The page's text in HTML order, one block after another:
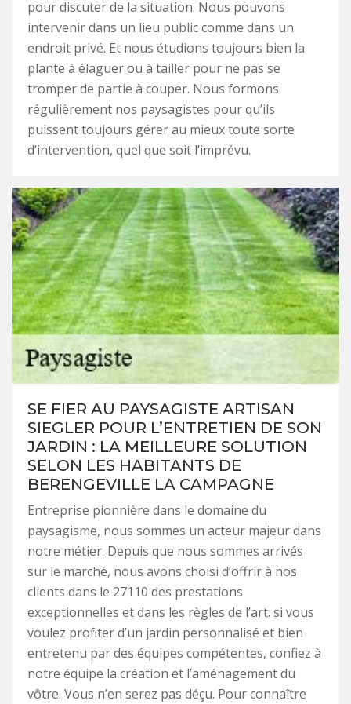
pour discuter de la situation. Nous pouvons
intervenir dans un lieu public comme dans un
endroit privé. Et nous étudions toujours bien la
plante à élaguer ou à tailler pour ne pas se
tromper de partie à couper. Nous formons
régulièrement nos paysagistes pour qu’ils
puissent toujours gérer au mieux toute sorte
d’intervention, quel que soit l’imprévu.
SE FIER AU PAYSAGISTE ARTISAN
SIEGLER POUR L’ENTRETIEN DE SON
JARDIN : LA MEILLEURE SOLUTION
SELON LES HABITANTS DE
BERENGEVILLE LA CAMPAGNE
Entreprise pionnière dans le domaine du
paysagisme, nous sommes un acteur majeur dans
notre métier. Depuis que nous sommes arrivés
sur le marché, nous avons choisi d’offrir à nos
clients dans le 27110 des prestations
exceptionnelles et dans les règles de l’art. si vous
voulez profiter d’un jardin personnalisé et bien
entretenu par des équipes compétentes, confiez à
notre équipe la création et l’aménagement du
vôtre. Vous n’en serez pas déçu. Pour connaître